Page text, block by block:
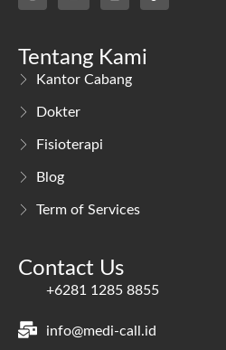
Tentang Kami
Kantor Cabang
Dokter
Fisioterapi
Blog
Term of Services
Contact Us
+6281 1285 8855
info@medi-call.id